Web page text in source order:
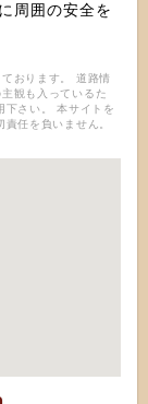
周囲の安全を
おります。 道路情
観も入っているた
下さい。 本サイトを
任を負いません。